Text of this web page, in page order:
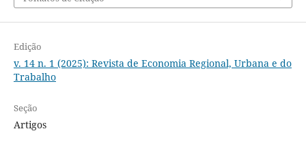
Edição
v. 14 n. 1 (2025): Revista de Economia Regional, Urbana e do
Trabalho
Seção
Artigos